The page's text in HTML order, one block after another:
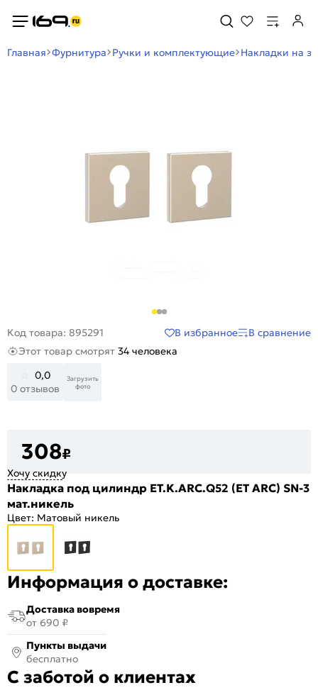
Главная Фурнитура Ручки и комплектующие Накладки на
Код товара: 895291 В избранное
В сравнение
Этот товар смотрят 34 человека
0,0
0 отзывов
Загрузить
фото
308₽
Хочу скидку
Накладка под цилиндр ET.K.ARC.Q52 (ET ARC) SN-3
мат.никель
Цвет: Матовый никель
Информация о доставке:
Доставка вовремя
от 690 ₽
Пункты выдачи
бесплатно
С заботой о клиентах